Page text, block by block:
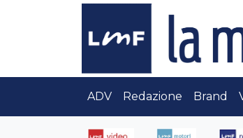
ADV Redazione Brand